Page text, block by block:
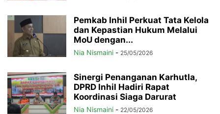
Pemkab Inhil Perkuat Tata Kelola
dan Kepastian Hukum Melalui
MoU dengan...
Nia Nismaini - 25/05/2026
Sinergi Penanganan Karhutla,
DPRD Inhil Hadiri Rapat
Koordinasi Siaga Darurat
Nia Nismaini - 22/05/2026